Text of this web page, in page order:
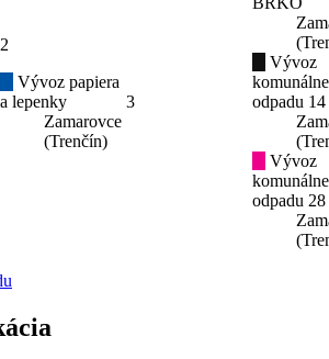
2
Vývoz papiera
a lepenky
Zamarovce
(Trenčín)
3
Vývoz
odpadu
Vývoz
odpadu